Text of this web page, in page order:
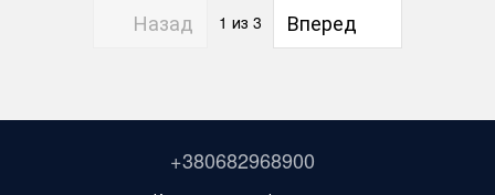
Назад 1 из 3 Вперед
+380682968900